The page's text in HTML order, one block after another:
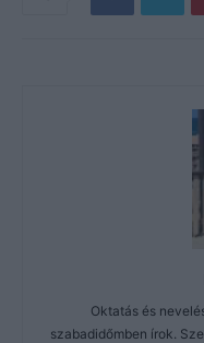
Oktatás és
szabadidőmben írok.